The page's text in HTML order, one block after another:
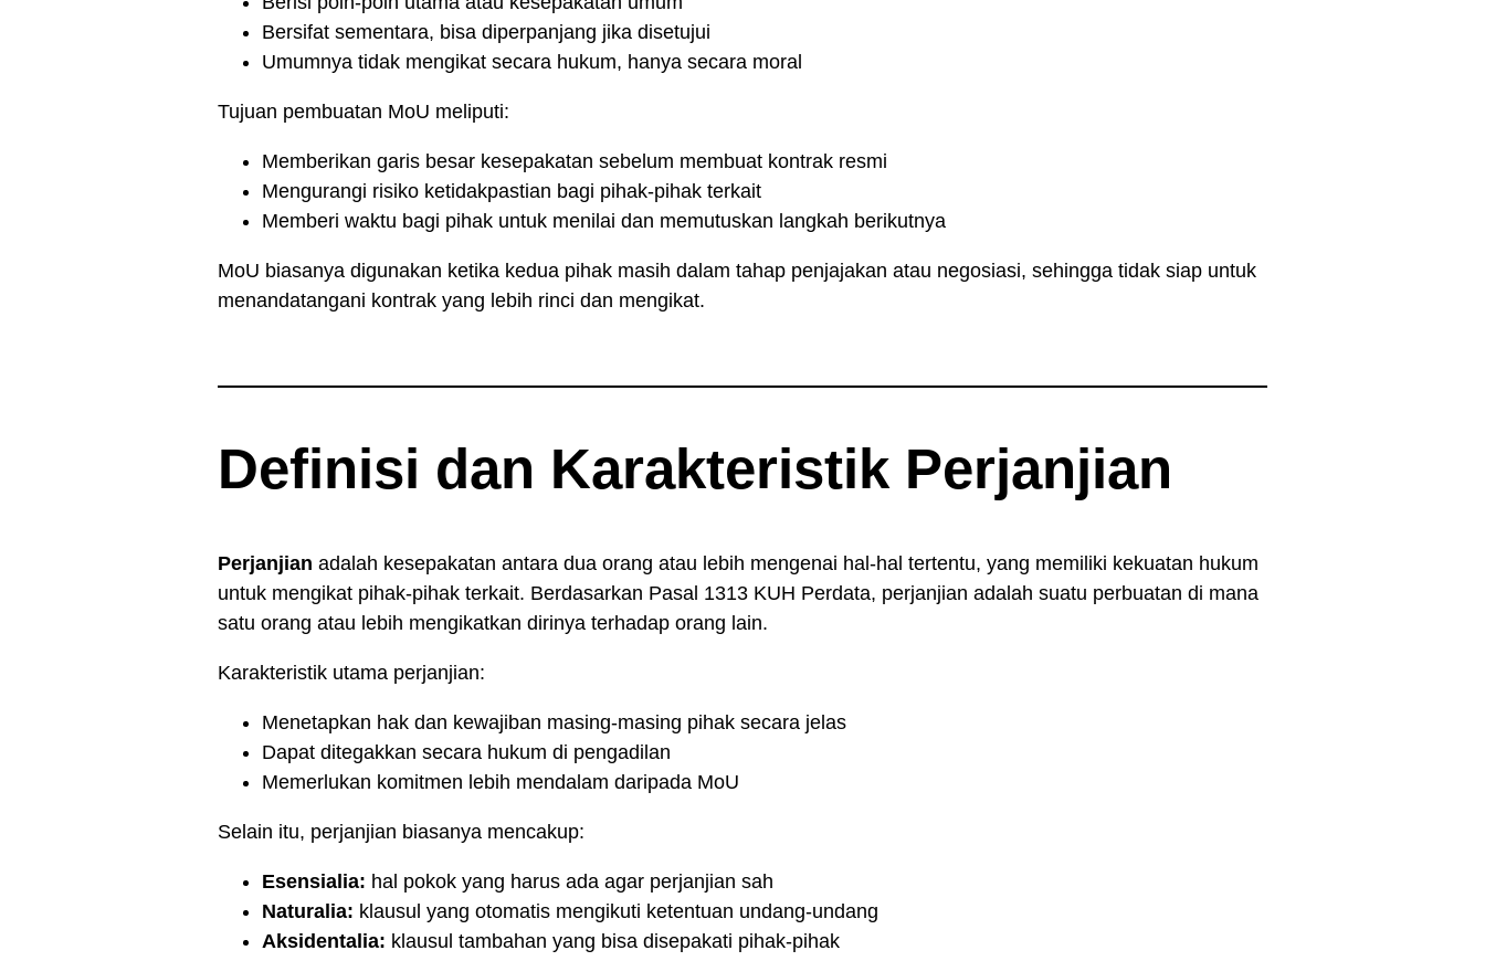
Bersifat sementara, bisa diperpanjang jika disetujui
Umumnya tidak mengikat secara hukum, hanya secara moral
Tujuan pembuatan MoU meliputi:
Memberikan garis besar kesepakatan sebelum membuat kontrak resmi
Mengurangi risiko ketidakpastian bagi pihak-pihak terkait
Memberi waktu bagi pihak untuk menilai dan memutuskan langkah berikutnya
MoU biasanya digunakan ketika kedua pihak masih dalam tahap penjajakan atau negosiasi, sehingga tidak siap untuk
menandatangani kontrak yang lebih rinci dan mengikat.
Definisi dan Karakteristik Perjanjian
Perjanjian adalah kesepakatan antara dua orang atau lebih mengenai hal-hal tertentu, yang memiliki kekuatan hukum
untuk mengikat pihak-pihak terkait. Berdasarkan Pasal 1313 KUH Perdata, perjanjian adalah suatu perbuatan di mana
satu orang atau lebih mengikatkan dirinya terhadap orang lain.
Karakteristik utama perjanjian:
Menetapkan hak dan kewajiban masing-masing pihak secara jelas
Dapat ditegakkan secara hukum di pengadilan
Memerlukan komitmen lebih mendalam daripada MoU
Selain itu, perjanjian biasanya mencakup:
Esensialia: hal pokok yang harus ada agar perjanjian sah
Naturalia: klausul yang otomatis mengikuti ketentuan undang-undang
Aksidentalia: klausul tambahan yang bisa disepakati pihak-pihak